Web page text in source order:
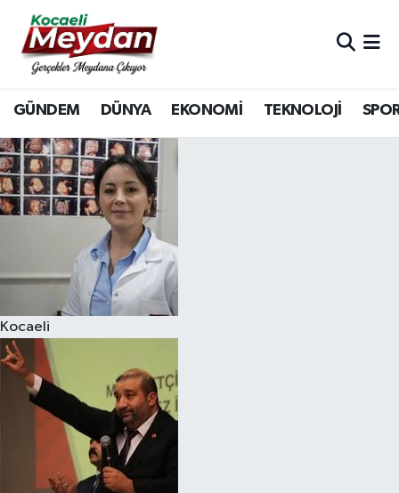
GÜNDEM DÜNYA EKONOMİ TEKNOLOJİ
Kocaeli
Nöbetçi Eczaneler
Hava Durumu
Trafik Durumu
Süper Lig Puan Durumu ve Fikstür
Tüm Manşetler
Son Dakika Haberleri
Haber Arşivi